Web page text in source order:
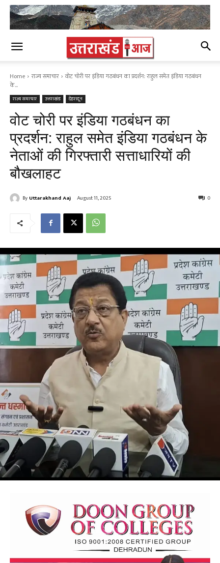
Home राज्य समाचार
वोट चोरी पर इंडिया गठबंधन का प्रदर्शन: राहुल समेत इंडिया गठबंधन
के...
राज्य समाचार उत्तराखंड देहरादून
वोट चोरी पर इंडिया गठबंधन का
प्रदर्शन: राहुल समेत इंडिया गठबंधन के
नेताओं की गिरफ्तारी सत्ताधारियों की
बौखलाहट
By Uttarakhand Aaj August 11, 2025 0